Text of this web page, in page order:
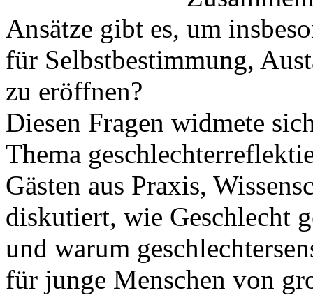
Ansätze gibt es, um
für Selbstbestimmung,
zu eröffnen?
Diesen Fragen widmete
Thema
Gästen aus Praxis,
diskutiert, wie Geschlecht
und warum
für junge Menschen von